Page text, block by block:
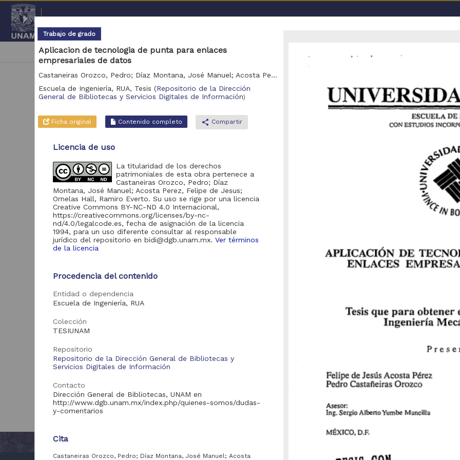
cancel | Escuela de Ingeniería, RUA
No se encontraron
Se recomienda realizar una de las siguientes acciones:
Eliminar los filtros de opciones avanzadas y realizar la búsqueda
Debido a que el enlace posiblemente haya caducado, realizar
Repositorio Institucional de la
Trabajo de grado
Aplicacion de tecnologia de punta para enlaces
empresariales de datos
Castaneiras Orozco, Pedro; Díaz Montana, José Manuel; Acosta Perez, Felipe de Jesus; Ornelas Hall, Ramiro Everto
Escuela de Ingeniería, RUA, Tesis(Repositorio de la Dirección
General de Bibliotecas y Servicios Digitales de Información)
Ficha original Contenido completo share Compartir
Licencia de uso
La titularidad de los derechos
patrimoniales de esta obra pertenece a
Castaneiras Orozco, Pedro; Díaz
Montana, José Manuel; Acosta Perez, Felipe de Jesus;
Ornelas Hall, Ramiro Everto. Su uso se rige por una licencia
Creative Commons BY-NC-ND 4.0 Internacional,
https://creativecommons.org/licenses/by-nc-
nd/4.0/legalcode.es, fecha de asignación de la licencia
1994, para un uso diferente consultar al responsable
jurídico del repositorio en bidi@dgb.unam.mx.Ver términos
de la licencia
Procedencia del contenido
Entidad o dependencia
Escuela de Ingeniería, RUA
Colección
TESIUNAM
Repositorio
Repositorio de la Dirección General de Bibliotecas y
Servicios Digitales de Información
Contacto
Dirección General de Bibliotecas, UNAM en
http://www.dgb.unam.mx/index.php/quienes-somos/dudas-
y-comentarios
Cita
Castaneiras Orozco, Pedro; Díaz Montana, José Manuel; Acosta